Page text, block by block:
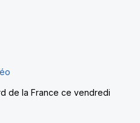
de la France ce vendredi